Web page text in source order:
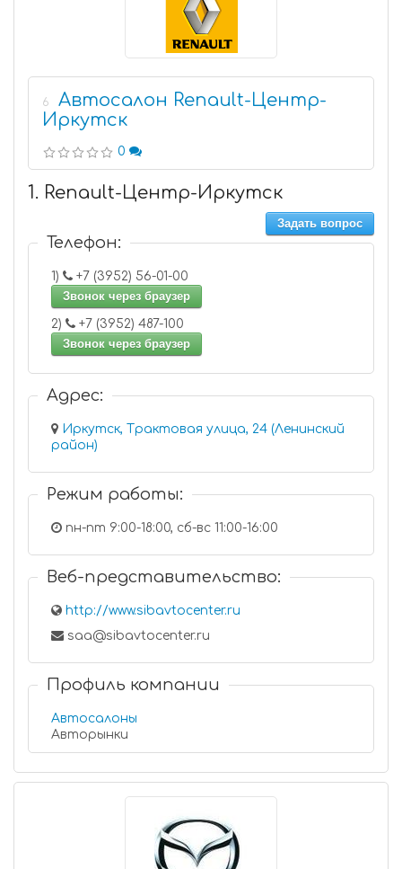
6
Автосалон Renault-Центр-
Иркутск
0
1. Renault-Центр-Иркутск
Задать вопрос
Телефон:
1)
+7 (3952) 56-01-00
Звонок через браузер
2)
+7 (3952) 487-100
Звонок через браузер
Адрес:
Иркутск, Трактовая улица, 24 (Ленинский
район)
Режим работы:
пн-пт 9:00-18:00, сб-вс 11:00-16:00
Веб-представительство:
http://www.sibavtocenter.ru
saa@sibavtocenter.ru
Профиль компании
Автосалоны
Авторынки